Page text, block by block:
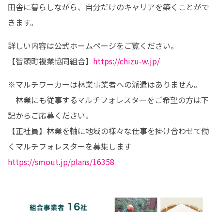
田舎に暮らしながら、自分だけのキャリアを築くことがで
きます。
詳しい内容は公式ホームページをご覧ください。
【智頭町複業協同組合】 https://chizu-w.jp/
※マルチワーカーは林業事業者への派遣はありません。
林業にも従事するマルチフォレスターをご希望の方は下
記からご応募ください。
【正社員】林業を軸に地域の様々な仕事を掛け合わせて働
https://smout.jp/plans/16358